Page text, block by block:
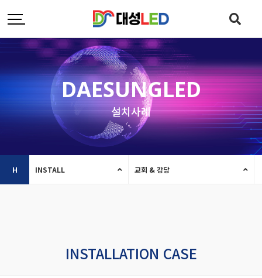
DAESUNGLED
설치사례
H INSTALL 교회 & 강당
INSTALLATION CASE